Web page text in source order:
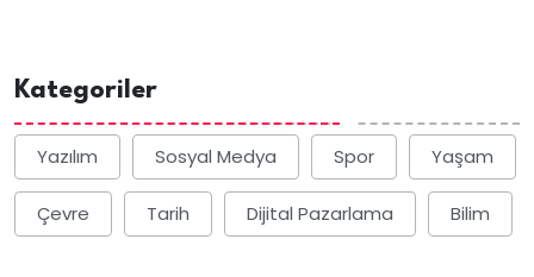
Kategoriler
Yazılım Sosyal Medya Spor Yaşam
Çevre Tarih Dijital Pazarlama Bilim